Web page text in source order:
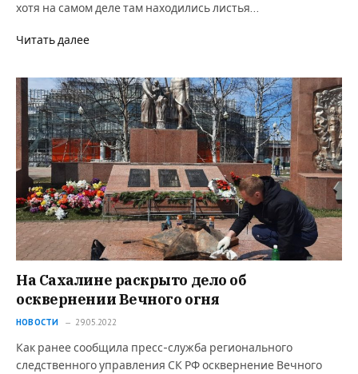
хотя на самом деле там находились листья…
Читать далее
На Сахалине раскрыто дело об
осквернении Вечного огня
НОВОСТИ 29.05.2022
Как ранее сообщила пресс-служба регионального
следственного управления СК РФ осквернение Вечного